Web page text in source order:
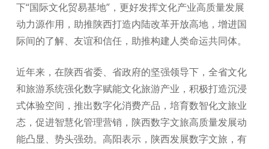
下“国际文化贸易基地”，更好发挥文化产业高质量发展
动力源作用，助推陕西打造内陆改革开放高地，增进国
际间的了解、友谊和信任，助推构建人类命运共同体。
近年来，在陕西省委、省政府的坚强领导下，全省文化
和旅游系统强化数字赋能文化旅游产业，积极打造沉浸
式体验空间，推出数字化消费产品，培育数智化文旅业
态，促进智慧化管理营销，陕西数字文旅高质量发展动
能凸显、势头强劲。高阳表示，陕西发展数字文旅，有